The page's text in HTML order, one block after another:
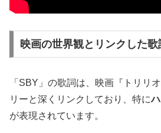
映画の世界観とリンクした歌
「SBY」の歌詞は、映画『トリリ
リーと深くリンクしており、特に
が表現されています。